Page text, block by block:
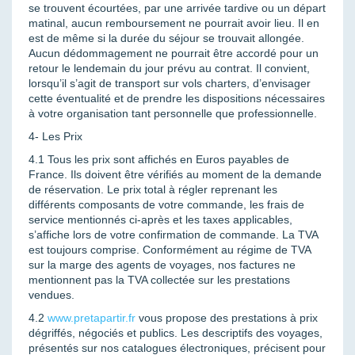
se trouvent écourtées, par une arrivée tardive ou un départ
matinal, aucun remboursement ne pourrait avoir lieu. Il en
est de même si la durée du séjour se trouvait allongée.
Aucun dédommagement ne pourrait être accordé pour un
retour le lendemain du jour prévu au contrat. Il convient,
lorsqu’il s’agit de transport sur vols charters, d’envisager
cette éventualité et de prendre les dispositions nécessaires
à votre organisation tant personnelle que professionnelle.
4- Les Prix
4.1 Tous les prix sont affichés en Euros payables de
France. Ils doivent être vérifiés au moment de la demande
de réservation. Le prix total à régler reprenant les
différents composants de votre commande, les frais de
service mentionnés ci-après et les taxes applicables,
s’affiche lors de votre confirmation de commande. La TVA
est toujours comprise. Conformément au régime de TVA
sur la marge des agents de voyages, nos factures ne
mentionnent pas la TVA collectée sur les prestations
vendues.
4.2 www.pretapartir.fr vous propose des prestations à prix
dégriffés, négociés et publics. Les descriptifs des voyages,
présentés sur nos catalogues électroniques, précisent pour